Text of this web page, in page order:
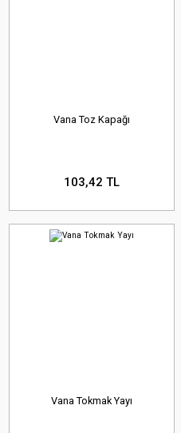
Vana Toz Kapağı
103,42 TL
Vana Tokmak Yayı